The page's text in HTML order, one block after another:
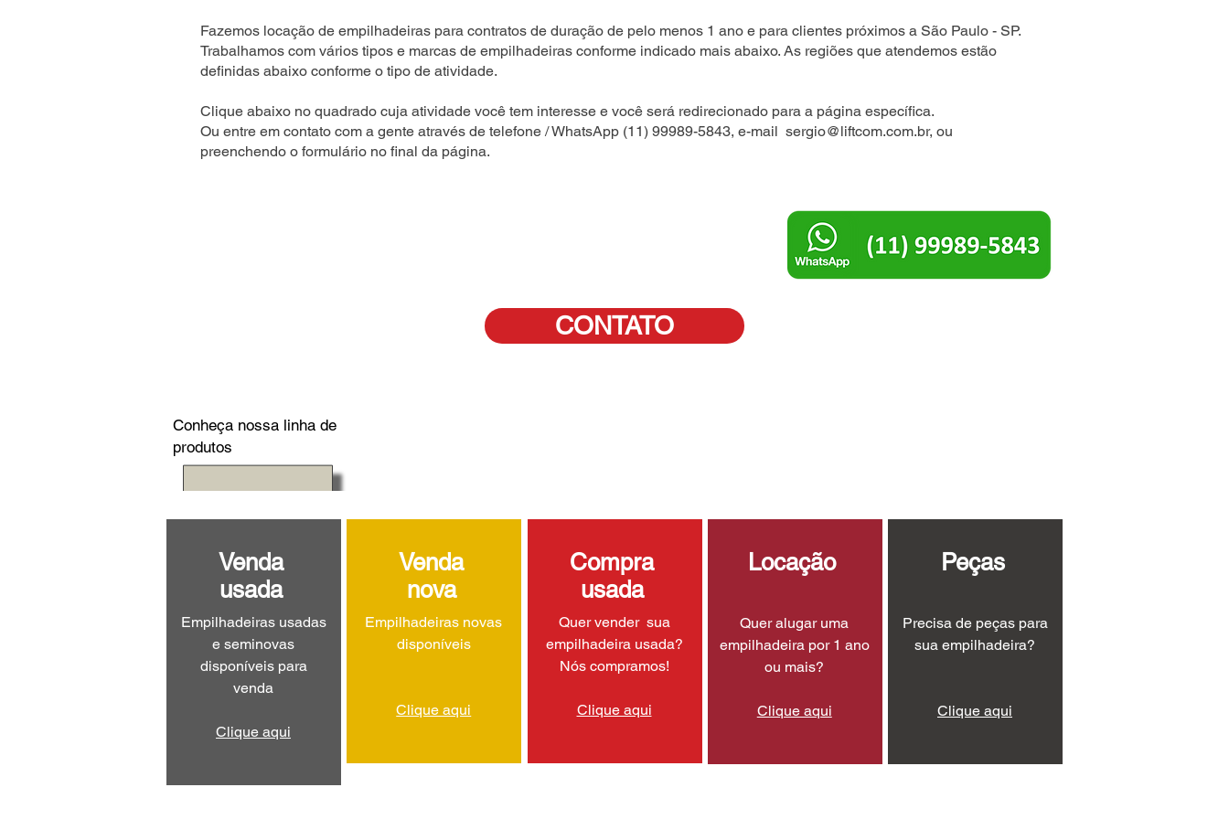
Fazemos locação de empilhadeiras para contratos de duração de pelo menos 1 ano e para clientes próximos a São Paulo - SP.
Trabalhamos com vários tipos e marcas de empilhadeiras conforme indicado mais abaixo. As regiões que atendemos estão
definidas abaixo conforme o tipo de atividade.
Clique abaixo no quadrado cuja atividade você tem interesse e você será redirecionado para a página específica.
Ou entre em contato com a gente através de telefone / WhatsApp (11) 99989-5843, e-mail sergio@liftcom.com.br, ou
preenchendo o formulário no final da página.
CONTATO
Conheça nossa linha de
produtos
Venda
usada
Empilhadeiras usadas
e seminovas
disponíveis para
venda
Clique aqui
Venda
nova
Empilhadeiras novas
disponíveis
Clique aqui
Compra
usada
Quer vender sua
empilhadeira usada?
Nós compramos!
Clique aqui
Locação
Quer alugar uma
empilhadeira por 1 ano
ou mais?
Clique aqui
Peças
Precisa de peças para
sua empilhadeira?
Clique aqui